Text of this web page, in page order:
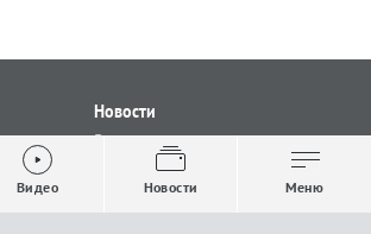
Новости
Все новости
Общество
Строительство и ЖКХ
Видео Новости Меню